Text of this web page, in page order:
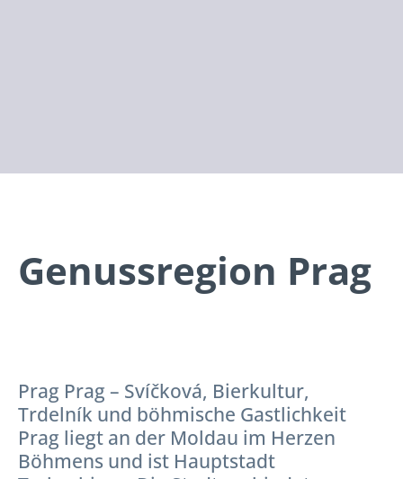
Genussregion Prag
Prag Prag – Svíčková, Bierkultur,
Trdelník und böhmische Gastlichkeit
Prag liegt an der Moldau im Herzen
Böhmens und ist Hauptstadt